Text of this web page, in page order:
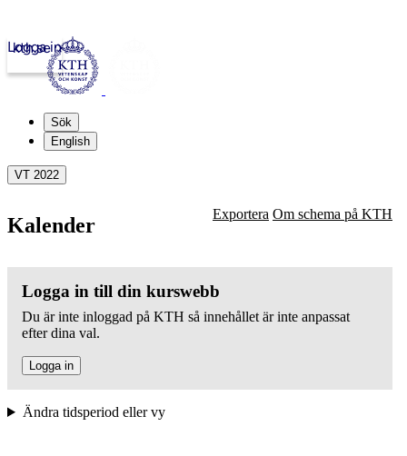
kth.se
Logga in
Sök
English
VT 2022
Kalender Exportera Om schema på KTH
Logga in till din kurswebb
Du är inte inloggad på KTH så innehållet är inte anpassat
efter dina val.
Logga in
Ändra tidsperiod eller vy